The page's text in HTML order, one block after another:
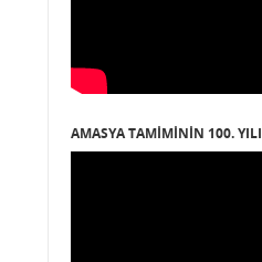
AMASYA TAMIMININ 100. YILI